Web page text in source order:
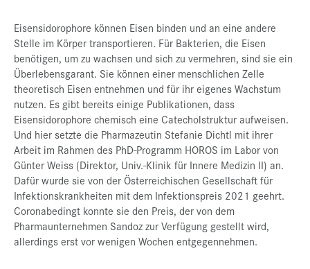
Eisensidorophore können Eisen binden und an eine andere
Stelle im Körper transportieren. Für Bakterien, die Eisen
benötigen, um zu wachsen und sich zu vermehren, sind sie ein
Überlebensgarant. Sie können einer menschlichen Zelle
theoretisch Eisen entnehmen und für ihr eigenes Wachstum
nutzen. Es gibt bereits einige Publikationen, dass
Eisensidorophore chemisch eine Catecholstruktur aufweisen.
Und hier setzte die Pharmazeutin Stefanie Dichtl mit ihrer
Arbeit im Rahmen des PhD-Programm HOROS im Labor von
Günter Weiss (Direktor, Univ.-Klinik für Innere Medizin II) an.
Dafür wurde sie von der Österreichischen Gesellschaft für
Infektionskrankheiten mit dem Infektionspreis 2021 geehrt.
Coronabedingt konnte sie den Preis, der von dem
Pharmaunternehmen Sandoz zur Verfügung gestellt wird,
allerdings erst vor wenigen Wochen entgegennehmen.